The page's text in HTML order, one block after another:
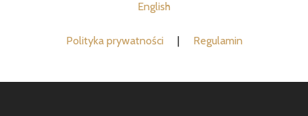
English
Polityka prywatności Regulamin